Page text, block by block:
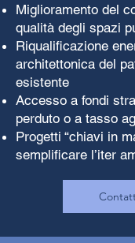
Miglioramento del
qualità degli spazi
Riqualificazione
architettonica del
esistente
Accesso a fondi
perduto o a tasso
Progetti “chiavi in
semplificare l’iter